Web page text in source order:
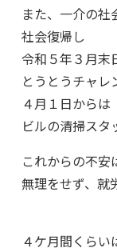
また、一介の社
社会復帰し
令和５年３月末
とうとうチャレ
４月１日からは
ビルの清掃スタ
これからの不
無理をせず、就
４ケ月間くらい